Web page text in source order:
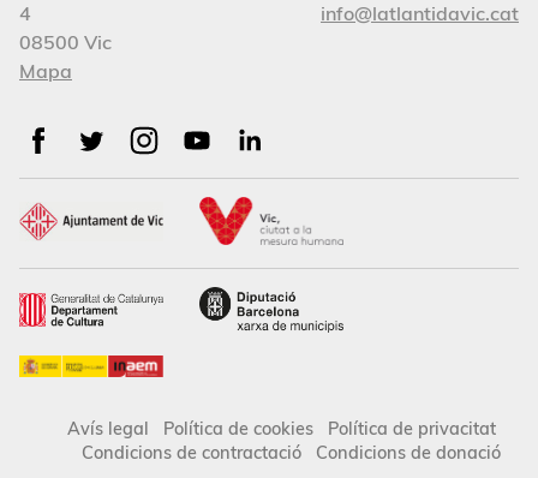
4
08500 Vic
Mapa
info@latlantidavic.cat
Avís legal Política de cookies
Política de privacitat
Condicions de contractació
Condicions de donació